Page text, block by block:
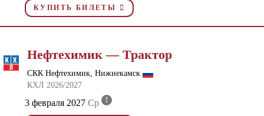
КУПИТЬ БИЛЕТЫ
Нефтехимик — Трактор
СКК Нефтехимик, Нижнекамск
КХЛ 2026/2027
3 февраля 2027 Ср !